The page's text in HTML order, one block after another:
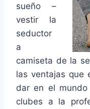
sueño –
vestir la
seductor
a
camiseta de la
las ventajas que
dar en el
clubes a la